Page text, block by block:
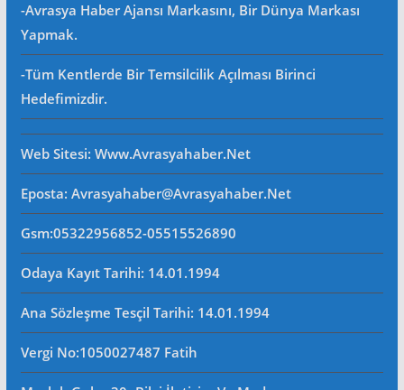
-Avrasya Haber Ajansı Markasını, Bir Dünya Markası
Yapmak.
-Tüm Kentlerde Bir Temsilcilik Açılması Birinci
Hedefimizdir.
Web Sitesi: Www.avrasyahaber.net
Eposta: Avrasyahaber@avrasyahaber.net
Gsm:05322956852-05515526890
Odaya Kayıt Tarihi: 14.01.1994
Ana Sözleşme Tesçil Tarihi: 14.01.1994
Vergi No:1050027487 Fatih